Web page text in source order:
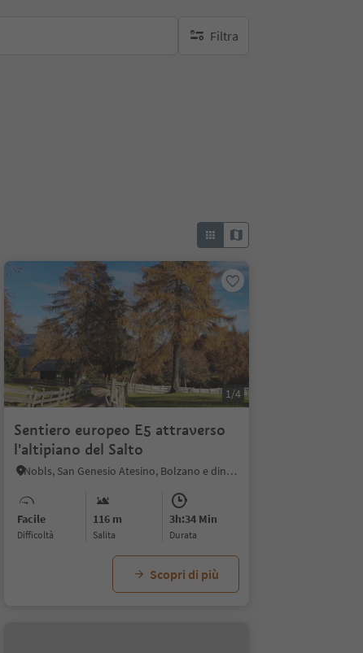
Filtra
nessun filtro attivo
1/4
Sentiero europeo E5 attraverso
l'altipiano del Salto
Nobls, San Genesio Atesino, Bolzano e dintorni
Facile
Difficoltà
116 m
Salita
3h:34 Min
durata
Scopri di più